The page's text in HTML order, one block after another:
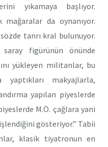
yıkamaya başlıyor.
da oynanıyor.
tanrı kral bulunuyor.
figürünün önünde
yükleyen militanlar, bu
makyajlarla,
yapılan piyeslerde
M.Ö. çağlara yani
gösteriyor.” Tabii
klasik tiyatronun en